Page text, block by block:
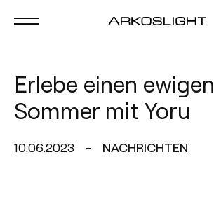
Erlebe einen ewigen
Sommer mit Yoru
10.06.2023 NACHRICHTEN